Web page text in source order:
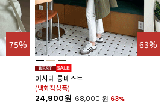
75% 63%
아사레 롱베스트
(백화점상품)
24,900원 68,000원 63%